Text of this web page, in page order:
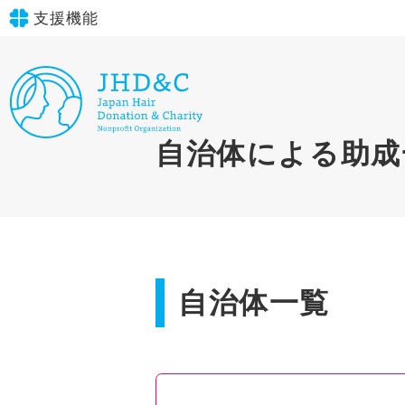
支援機能
文字サイズ 標準
青 黄 黒
in simple English
English Guide自治体による助
自治体一覧